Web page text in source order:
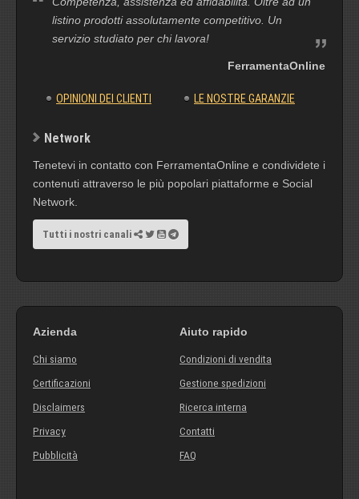
listino prodotti assolutamente competitivo. Un
servizio studiato per chi lavora!
FerramentaOnline
OPINIONI DEI CLIENTI LE NOSTRE GARANZIE
Network
Tenetevi in contatto con FerramentaOnline e condividete i
contenuti attraverso le più popolari piattaforme e Social
Network.
Tutti i nostri canali
Azienda
Chi siamo
Certificazioni
Disclaimers
Privacy
Pubblicità
Aiuto rapido
Condizioni di vendita
Gestione spedizioni
Ricerca interna
Contatti
FAQ